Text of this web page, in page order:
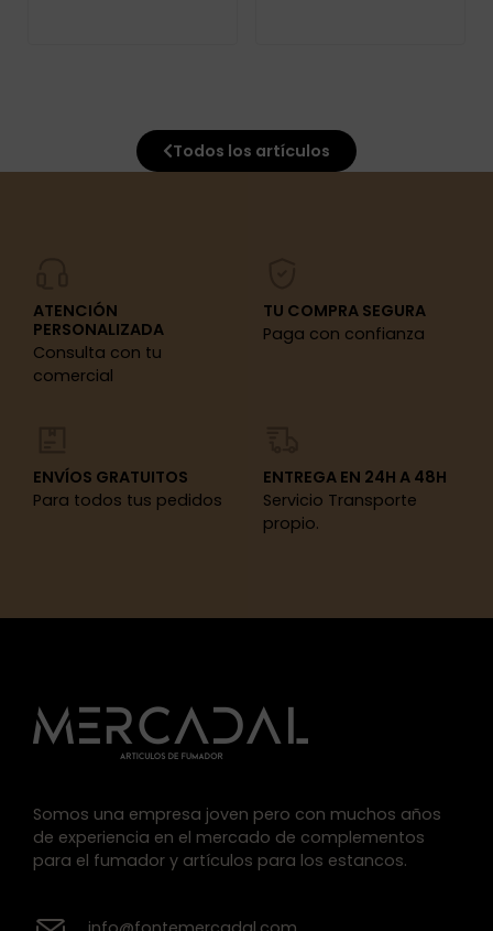
Todos los artículos
ATENCIÓN
PERSONALIZADA
Consulta con tu
comercial
TU COMPRA SEGURA
Paga con confianza
ENVÍOS GRATUITOS
Para todos tus pedidos
ENTREGA EN 24H A 48H
Servicio Transporte
propio.
Somos una empresa joven pero con muchos años
de experiencia en el mercado de complementos
para el fumador y artículos para los estancos.